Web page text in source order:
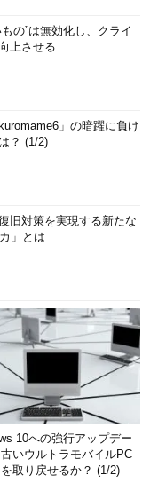
の”は無効化し、クライ
上させる
」の暗躍に負け
？ (1/2)
旧対策を実現する新たな
」とは
10への強行アップデー
古いウルトラモバイルPC
取り戻せるか？ (1/2)